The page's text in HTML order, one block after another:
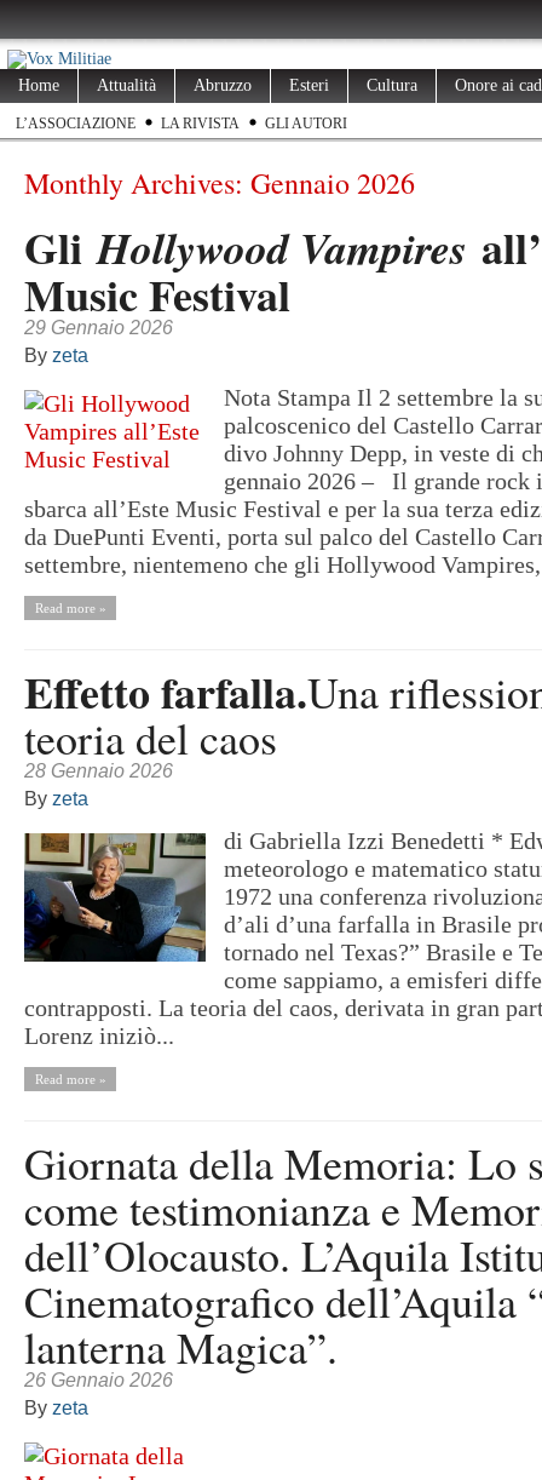
Home Attualità Abruzzo Esteri Cultura Onore ai
L’ASSOCIAZIONE LA RIVISTA GLI AUTORI
Monthly Archives: Gennaio 2026
GliHollywood Vampires
Music Festival
29 Gennaio 2026
By zeta
Nota Stampa Il 2 settembre la
palcoscenico del Castello
divo Johnny Depp, in veste di
gennaio 2026 – Il grande rock
sbarca all’Este Music Festival e per la sua terza
da DuePunti Eventi, porta sul palco del Castello
settembre, nientemeno che gli Hollywood
Read more »
Effetto farfalla.Una
teoria del caos
28 Gennaio 2026
By zeta
di Gabriella Izzi Benedetti *
meteorologo e matematico
1972 una conferenza
d’ali d’una farfalla in Brasile
tornado nel Texas?” Brasile e
come sappiamo, a emisferi
contrapposti. La teoria del caos, derivata in gran
Lorenz iniziò...
Read more »
Giornata della Memoria: Lo
come testimonianza e
dell’Olocausto. L’Aquila
Cinematografico dell’Aquila
lanterna Magica”.
26 Gennaio 2026
By zeta